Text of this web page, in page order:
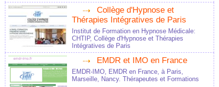
Collège d'Hypnose et
Thérapies Intégratives de Paris
Institut de Formation en Hypnose Médicale:
CHTIP, Collège d'Hypnose et Thérapies
Intégratives de Paris
EMDR et IMO en France
EMDR-IMO, EMDR en France, à Paris,
Marseille, Nancy. Thérapeutes et Formations